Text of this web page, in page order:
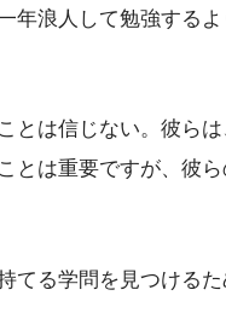
年浪人して勉強する
とは信じない。彼ら
とは重要ですが、彼
てる学問を見つけるた